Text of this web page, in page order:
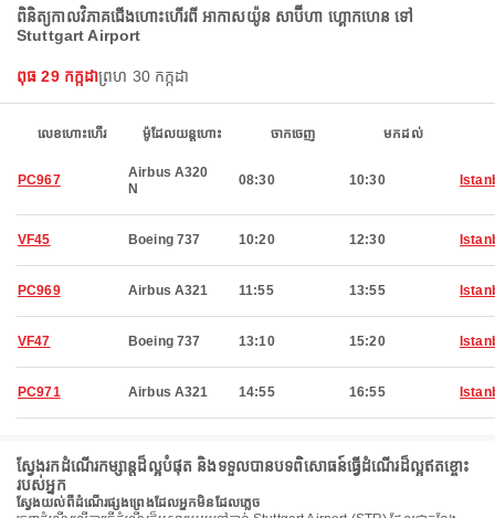
ពិនិត្យកាលវិភាគជើងហោះហើរពី អាកាសយ៉ូន សាប៊ីហា ហ្គោកហេន ទៅ
Stuttgart Airport
ពុធ 29 កក្កដាព្រហ 30 កក្កដា
លេខហោះហើរ ម៉ូដែលយន្តហោះ ចាកចេញ មកដល់
PC967
Airbus A320
N
08:30 10:30
VF45 Boeing 737 10:20 12:30
PC969 Airbus A321 11:55 13:55
VF47 Boeing 737 13:10 15:20
PC971 Airbus A321 14:55 16:55
ស្វែងរកដំណើរកម្សាន្តដ៏ល្អបំផុត និងទទួលបានបទពិសោធន៍ធ្វើដំណើរដ៏ល្អឥតខ្ចោះ
របស់អ្នក
ស្វែងយល់ពីដំណើរផ្សងព្រេងដែលអ្នកមិនដែលភ្លេច